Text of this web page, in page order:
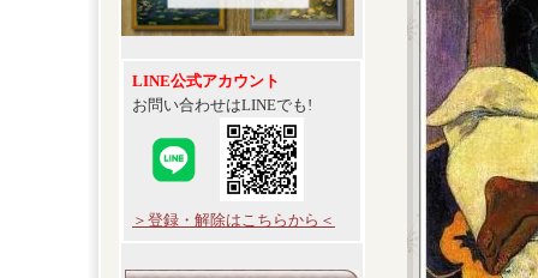
LINE公式アカウント
お問い合わせはLINEでも!
＞登録・解除はこちらから＜